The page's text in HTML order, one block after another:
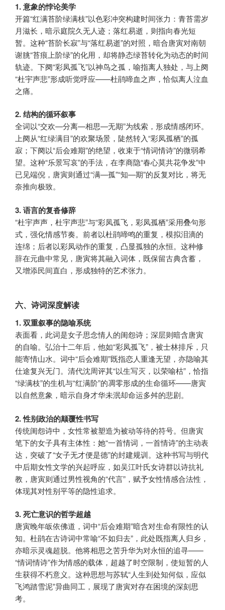
1. 意象的悖论美学
开篇“红满苔阶绿满枝”以色彩冲突构建时间张力：青苔需岁
月滋长，暗示庭院久无人迹；落红易逝，则指向春光短
暂。这种“苔阶长寂”与“落红易逝”的对照，暗合唐寅对南朝
谢朓“苔痕上阶绿”的化用，却将静态绿苔转化为动态的时间
轨迹。下阕“彩凤孤飞”以神鸟之孤，喻指离人独处，与上阕
“杜宇声悲”形成听觉呼应——杜鹃啼血之声，恰似离人泣血
之痛。
2. 结构的循环叙事
全词以“交欢—分离—相思—无期”为线索，形成情感闭环。
上阕从“红绿满目”的欢聚场景，陡然转入“彩凤孤栖”的孤
寂；下阕以“后会难期”的绝望，收束于“情词情诗”的微弱希
望。这种“乐景写哀”的手法，在李商隐“春心莫共花争发”中
已见端倪，唐寅则通过“满—孤”“知—期”的反复对比，将无
奈推向极致。
3. 语言的复沓修辞
“杜宇声声，杜宇声悲”与“彩凤孤飞，彩凤孤栖”采用叠句形
式，强化情感节奏。前者以杜鹃啼鸣的重复，模拟泪滴的
连绵；后者以彩凤动作的重复，凸显孤独的永恒。这种修
辞在元曲中常见，唐寅将其融入词体，既保留古典含蓄，
又增添民间直白，形成独特的艺术张力。
六、诗词深度解读
1. 双重叙事的隐喻系统
表面看，此词是女子思念情人的闺怨诗；深层则暗含唐寅
的自喻。弘治十二年后，他如“彩凤孤飞”，被士林排斥，只
能寄情山水。词中“后会难期”既指恋人重逢无望，亦隐喻其
仕途复兴无门。清代沈周评其“以生写灭，以荣喻枯”，恰指
“绿满枝”的生机与“红满阶”的凋零形成的生命循环——唐寅
以自然意象，暗示自身才华未泯却命运多舛的悲剧。
2. 性别政治的颠覆性书写
传统闺怨诗中，女性常被塑造为被动等待的符号。但唐寅
笔下的女子具有主体性：她“一首情词，一首情诗”的主动表
达，突破了“女子无才便是德”的封建规训。这种书写与明代
中后期女性文学的兴起呼应，如吴江叶氏女诗群以诗抗礼
教，唐寅则通过男性视角的“代言”，赋予女性情感合法性，
体现其对性别平等的隐性追求。
3. 死亡意识的哲学超越
唐寅晚年皈依佛道，词中“后会难期”暗含对生命有限性的认
知。杜鹃在古诗词中常喻“不如归去”，此处既指离人归乡，
亦暗示灵魂超脱。他将相思之苦升华为对永恒的追寻——
“情词情诗”作为情感的载体，超越了时空限制，使短暂的人
生获得不朽意义。这种思想与苏轼“人生到处知何似，应似
飞鸿踏雪泥”异曲同工，展现了唐寅对存在困境的深刻思
考。